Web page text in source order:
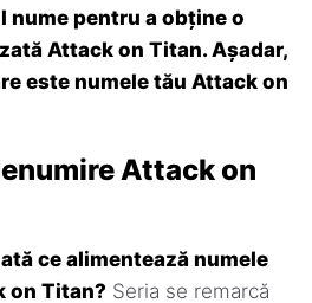
pentru a obține o
Attack on Titan. Așadar,
este numele tău Attack on
Attack on
ce alimentează numele
on Titan? Seria se remarcă